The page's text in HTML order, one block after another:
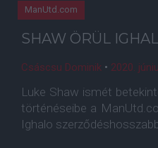
ManUtd.com
SHAW ÖRÜL
Csáscsu Dominik • 2020.
Luke Shaw ismét
történéseibe a
Ighalo